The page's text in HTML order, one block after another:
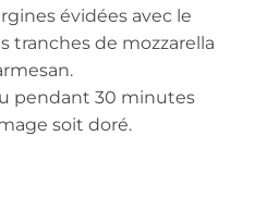
évidées avec le
tranches de mozzarella
pendant 30 minutes
soit doré.